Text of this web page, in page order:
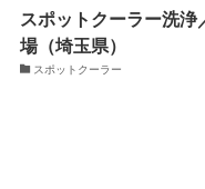
スポットクーラー洗浄
場（埼玉県）
スポットクーラー